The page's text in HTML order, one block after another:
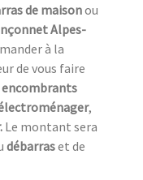
de maisonou
Alpes-
à la
de vous faire
encombrants
,
Le montant sera
débarraset de